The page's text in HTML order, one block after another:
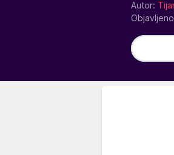
Autor: